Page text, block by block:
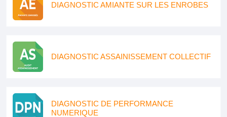
DIAGNOSTIC AMIANTE SUR LES ENROBES
DIAGNOSTIC ASSAINISSEMENT COLLECTIF
DIAGNOSTIC DE PERFORMANCE
NUMERIQUE